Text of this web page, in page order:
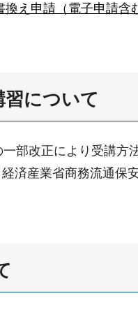
え申請（電子申請含
習について
部改正により受講
済産業省商務流通